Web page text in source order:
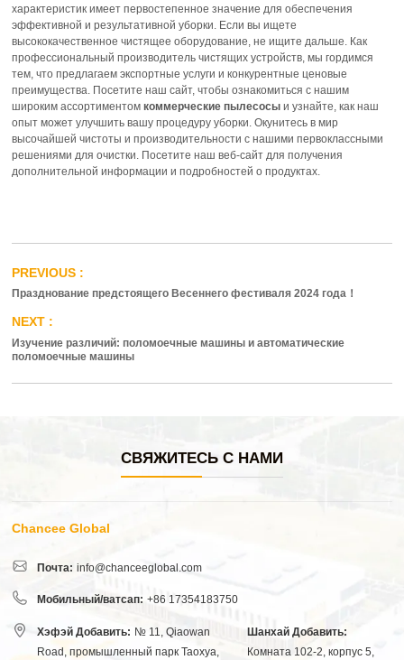
характеристик имеет первостепенное значение для обеспечения
эффективной и результативной уборки. Если вы ищете
высококачественное чистящее оборудование, не ищите дальше. Как
профессиональный производитель чистящих устройств, мы гордимся
тем, что предлагаем экспортные услуги и конкурентные ценовые
преимущества. Посетите наш сайт, чтобы ознакомиться с нашим
широким ассортиментомкоммерческие пылесосы и узнайте, как наш
опыт может улучшить вашу процедуру уборки. Окунитесь в мир
высочайшей чистоты и производительности с нашими первоклассными
решениями для очистки. Посетите наш веб-сайт для получения
дополнительной информации и подробностей о продуктах.
Празднование предстоящего Весеннего фестиваля 2024 года！
Изучение различий: поломоечные машины и автоматические
поломоечные машины
СВЯЖИТЕСЬ С НАМИ
Chancee Global
Почта: info@chanceeglobal.com
Мобильный/ватсап: +86 17354183750
Хэфэй Добавить: № 11, Qiaowan
Road, промышленный парк Таохуа,
Шанхай Добавить:
Комната 102-2, корпус 5,